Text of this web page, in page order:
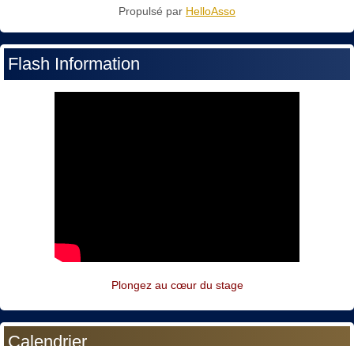
Propulsé par HelloAsso
Flash Information
Plongez au cœur du stage
Calendrier